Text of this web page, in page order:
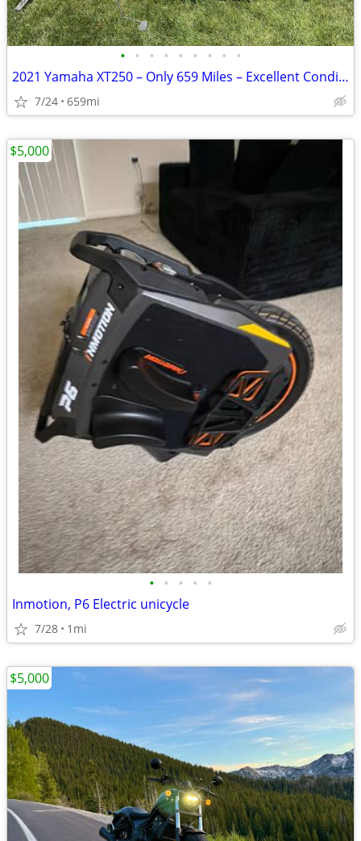
• • • • • • • • •
2021 Yamaha XT250 – Only 659 Miles – Excellent Condition
7/24 659mi
• • • • •
Inmotion, P6 Electric unicycle
7/28 1mi
$5,000
$5,000